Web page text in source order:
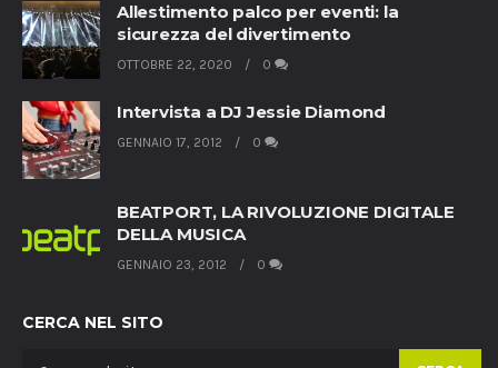
Allestimento palco per eventi: la
sicurezza del divertimento
OTTOBRE 22, 2020 0
Intervista a DJ Jessie Diamond
GENNAIO 17, 2012 0
BEATPORT, LA RIVOLUZIONE DIGITALE
DELLA MUSICA
GENNAIO 23, 2012 0
CERCA NEL SITO